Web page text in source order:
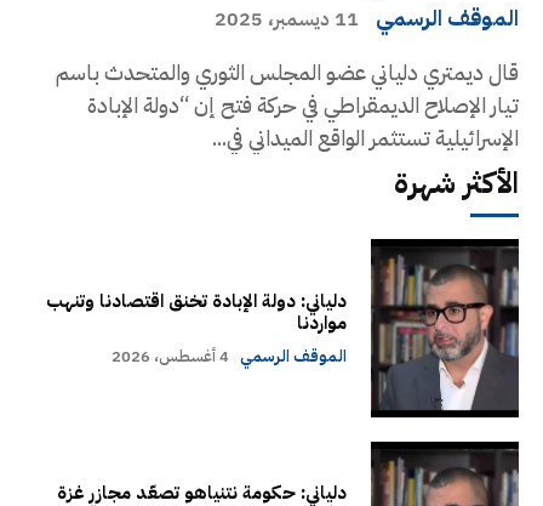
الموقف الرسمي 11 ديسمبر، 2025
قال ديمتري دلياني عضو المجلس الثوري والمتحدث باسم
تيار الإصلاح الديمقراطي في حركة فتح إن “دولة الإبادة
الإسرائيلية تستثمر الواقع الميداني في...
الأكثر شهرة
دلياني: دولة الإبادة تخنق اقتصادنا وتنهب
مواردنا
الموقف الرسمي 4 أغسطس، 2026
دلياني: حكومة نتنياهو تصعّد مجازر غزة